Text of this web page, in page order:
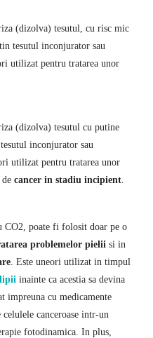
(dizolva) tesutul, cu risc mic
tesutul inconjurator sau
utilizat pentru tratarea unor
(dizolva) tesutul cu putine
inconjurator sau
utilizat pentru tratarea unor
cancer in stadiu incipient.
CO2, poate fi folosit doar pe o
problemelor pielii si in
. Este uneori utilizat in timpul
inainte ca acestia sa devina
impreuna cu medicamente
canceroase intr-un
fotodinamica. In plus,